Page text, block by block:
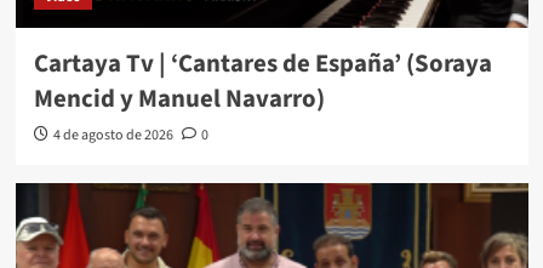
Cartaya Tv | ‘Cantares de España’ (Soraya
Mencid y Manuel Navarro)
4 de agosto de 2026 0